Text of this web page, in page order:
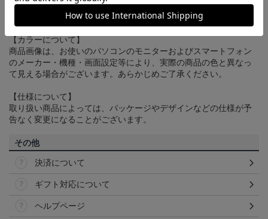
【カラーについて】
商品画像は、お使いのパソコンのモニターおよびスマートフォン
のメーカー・機種・画面設定等により、実際の商品の色と異なっ
て見える場合がございます。あらかじめご了承ください。
【仕様について】
取り扱い商品によっては、パッケージやデザインなどの仕様が予
告なく変更になることがございます。
その他
決済について
ギフト対応について
ヘルプページ